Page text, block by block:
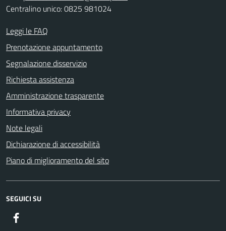
Centralino unico: 0825 981024
Leggi le FAQ
Prenotazione appuntamento
Segnalazione disservizio
Richiesta assistenza
Amministrazione trasparente
Informativa privacy
Note legali
Dichiarazione di accessibilità
Piano di miglioramento del sito
SEGUICI SU